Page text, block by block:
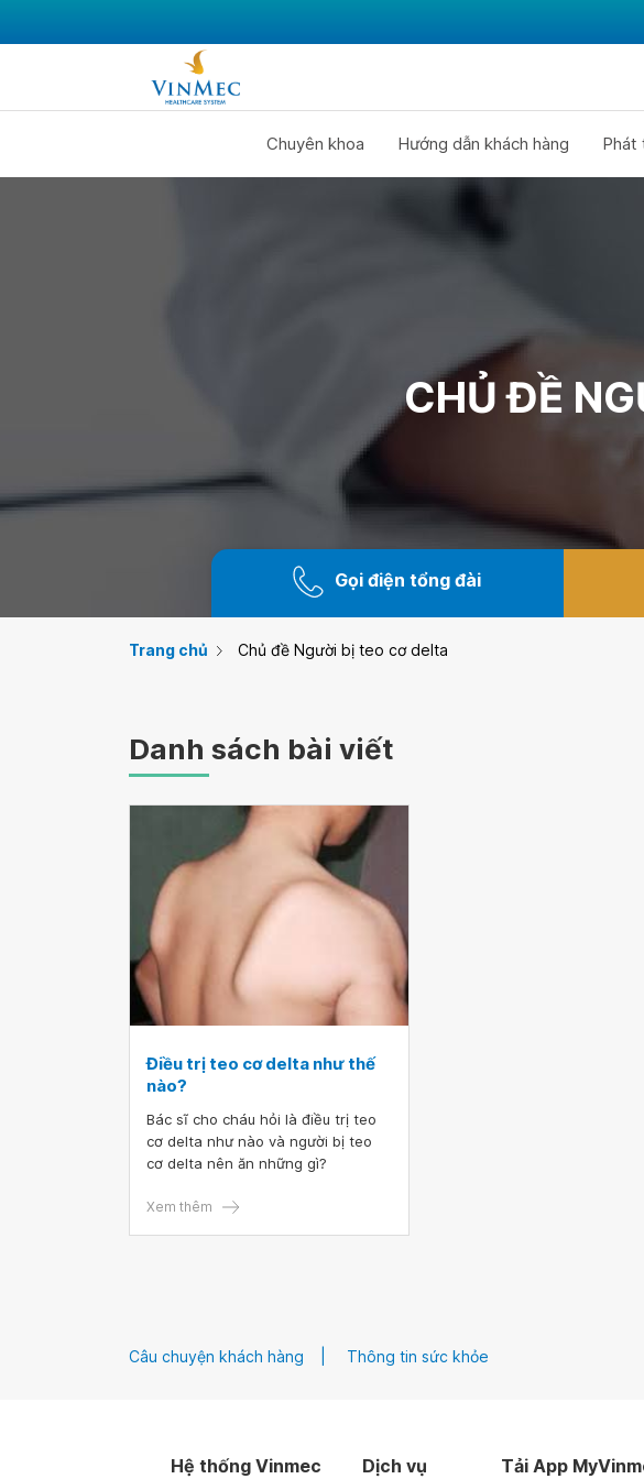
Chuyên khoa Hướng dẫn khách hàng Phát
CHỦ ĐỀ
Gọi điện tổng đài
Trang chủ Chủ đề Người bị teo cơ delta
Danh sách bài viết
Điều trị teo cơ delta như thế
nào?
Bác sĩ cho cháu hỏi là điều trị teo
cơ delta như nào và người bị teo
cơ delta nên ăn những gì?
Xem thêm
Câu chuyện khách hàng Thông tin sức khỏe
Hệ thống Vinmec Dịch vụ Tải App